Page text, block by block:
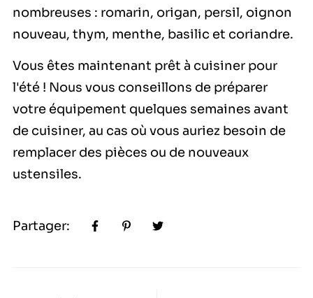
nombreuses : romarin, origan, persil, oignon
nouveau, thym, menthe, basilic et coriandre.
Vous êtes maintenant prêt à cuisiner pour
l'été ! Nous vous conseillons de préparer
votre équipement quelques semaines avant
de cuisiner, au cas où vous auriez besoin de
remplacer des pièces ou de nouveaux
ustensiles.
Partager: